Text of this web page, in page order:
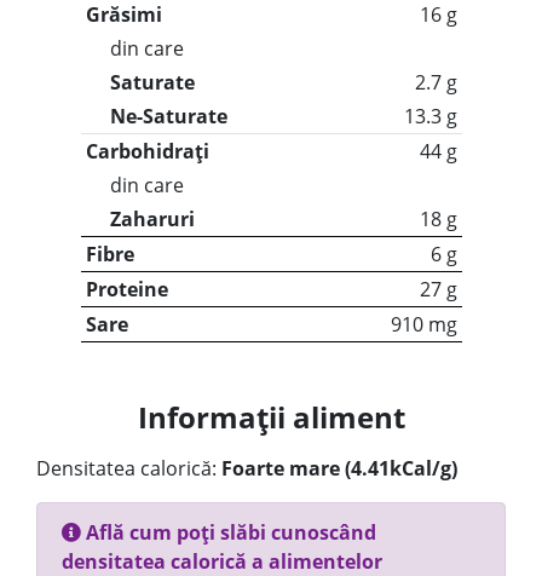
Grăsimi
16 g
din care
Saturate
2.7 g
Ne-Saturate
13.3 g
Carbohidrați
44 g
din care
Zaharuri
18 g
Fibre
6 g
Proteine
27 g
Sare
910 mg
Informații aliment
Densitatea calorică: Foarte mare (4.41kCal/g)
Află cum poți slăbi cunoscând
densitatea calorică a alimentelor